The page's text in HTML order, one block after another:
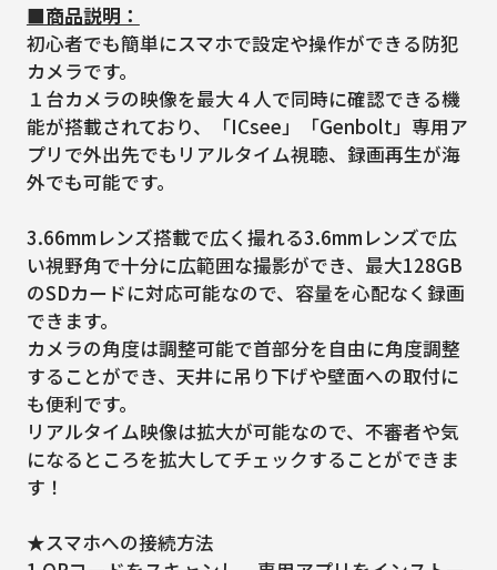
■商品説明：
初心者でも簡単にスマホで設定や操作ができる防犯
カメラです。
１台カメラの映像を最大４人で同時に確認できる機
能が搭載されており、「ICsee」「Genbolt」専用ア
プリで外出先でもリアルタイム視聴、録画再生が海
外でも可能です。
3.66mmレンズ搭載で広く撮れる3.6mmレンズで広
い視野角で十分に広範囲な撮影ができ、最大128GB
のSDカードに対応可能なので、容量を心配なく録画
できます。
カメラの角度は調整可能で首部分を自由に角度調整
することができ、天井に吊り下げや壁面への取付に
も便利です。
リアルタイム映像は拡大が可能なので、不審者や気
になるところを拡大してチェックすることができま
す！
★スマホへの接続方法